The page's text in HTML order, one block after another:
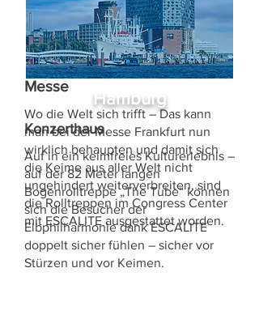
Frankfu
rt
Messe
Wo die Welt sich trifft – Das kann
man bei der Messe Frankfurt nun
wirklich behaupten und damit sich
die Keime aus aller Welt nicht
ungehindert weiterverbreiten, sind
die Rolltreppen im Congress Center
mit ESCALITE ausgestattet worden.
Hamburg
Konzerthaus
Auf in ein keimfreies Kulturerlebnis –
auf der 82 Meter langen
Bogenrolltreppe „The Tube“ können
sich die Besucher der
Elbphilharmonie dank ESCALITE
doppelt sicher fühlen – sicher vor
Stürzen und vor Keimen.